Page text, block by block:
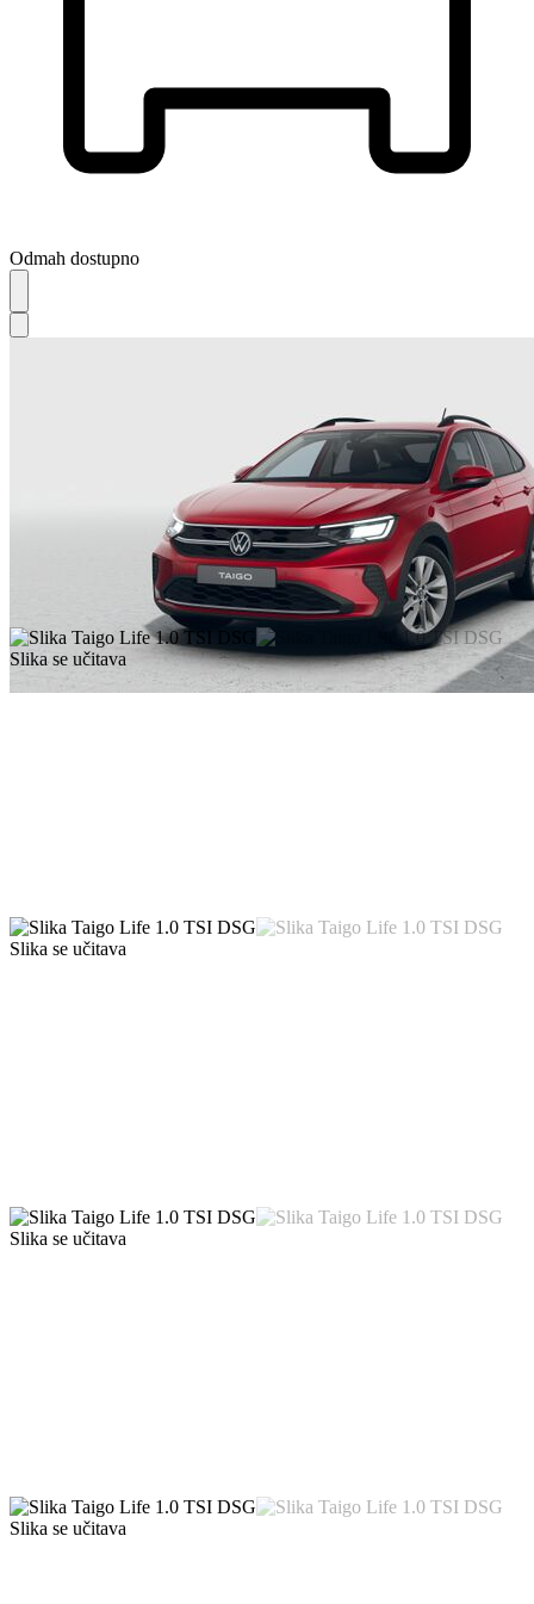
Odmah dostupno
Slika se učitava
Slika se učitava
Slika se učitava
Slika se učitava